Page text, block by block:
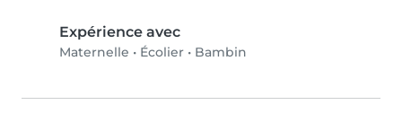
Expérience avec
Maternelle • Écolier • Bambin